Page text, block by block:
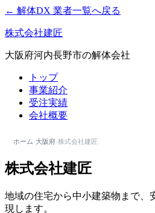
← 解体DX 業者一覧へ戻る
株式会社建匠
大阪府河内長野市の解体会社
トップ
事業紹介
受注実績
会社概要
ホーム›大阪府›株式会社建匠
株式会社建匠
地域の住宅から中小建築物まで、
現します。